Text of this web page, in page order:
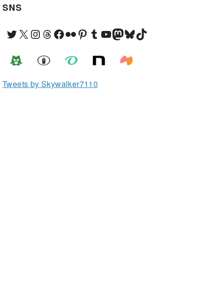
SNS
Twitter X Instagram Threads Facebook Flickr Pinterest Tumblr YouTube Mastodon Bluesky TikTok
Tweets by Skywalker7110